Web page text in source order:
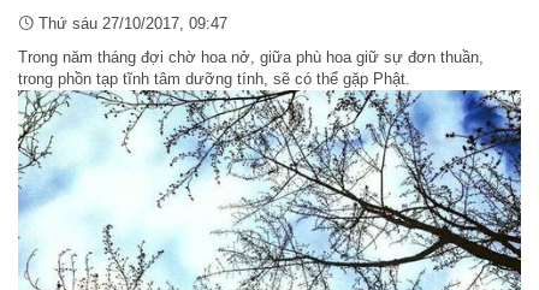
Thứ sáu 27/10/2017, 09:47
Trong năm tháng đợi chờ hoa nở, giữa phù hoa giữ sự đơn thuần,
trong phồn tạp tĩnh tâm dưỡng tính, sẽ có thể gặp Phật.